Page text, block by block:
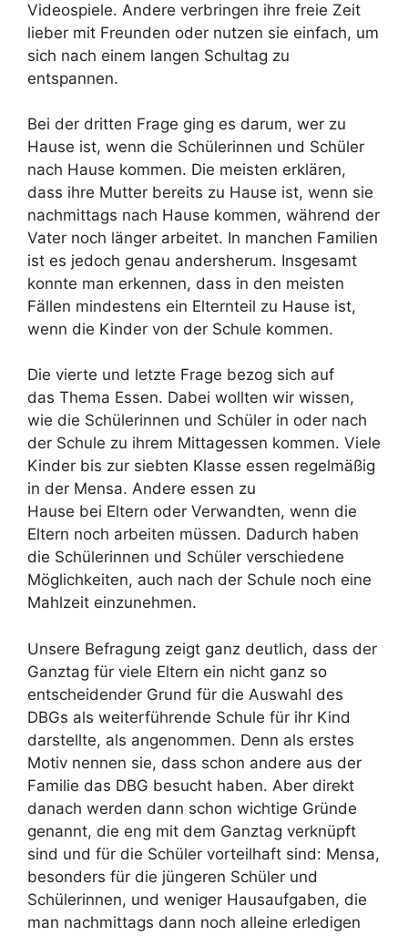
Videospiele. Andere verbringen ihre freie Zeit
lieber mit Freunden oder nutzen sie einfach, um
sich nach einem langen Schultag zu
entspannen.
Bei der dritten Frage ging es darum, wer zu
Hause ist, wenn die Schülerinnen und Schüler
nach Hause kommen. Die meisten erklären,
dass ihre Mutter bereits zu Hause ist, wenn sie
nachmittags nach Hause kommen, während der
Vater noch länger arbeitet. In manchen Familien
ist es jedoch genau andersherum. Insgesamt
konnte man erkennen, dass in den meisten
Fällen mindestens ein Elternteil zu Hause ist,
wenn die Kinder von der Schule kommen.
Die vierte und letzte Frage bezog sich auf
das Thema Essen. Dabei wollten wir wissen,
wie die Schülerinnen und Schüler in oder nach
der Schule zu ihrem Mittagessen kommen. Viele
Kinder bis zur siebten Klasse essen regelmäßig
in der Mensa. Andere essen zu
Hause bei Eltern oder Verwandten, wenn die
Eltern noch arbeiten müssen. Dadurch haben
die Schülerinnen und Schüler verschiedene
Möglichkeiten, auch nach der Schule noch eine
Mahlzeit einzunehmen.
Unsere Befragung zeigt ganz deutlich, dass der
Ganztag für viele Eltern ein nicht ganz so
entscheidender Grund für die Auswahl des
DBGs als weiterführende Schule für ihr Kind
darstellte, als angenommen. Denn als erstes
Motiv nennen sie, dass schon andere aus der
Familie das DBG besucht haben. Aber direkt
danach werden dann schon wichtige Gründe
genannt, die eng mit dem Ganztag verknüpft
sind und für die Schüler vorteilhaft sind: Mensa,
besonders für die jüngeren Schüler und
Schülerinnen, und weniger Hausaufgaben, die
man nachmittags dann noch alleine erledigen